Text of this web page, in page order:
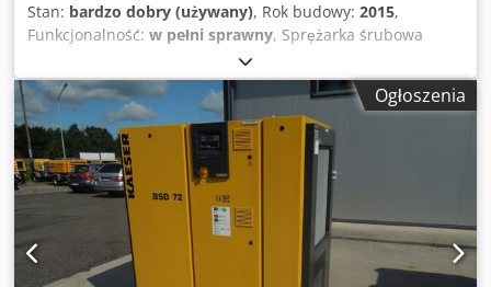
Stan: bardzo dobry (używany), Rok budowy: 2015,
Funkcjonalność: w pełni sprawny, Sprężarka śrubowa
ALUP ALLEGRO36 maszyna z falownikiem po serwisie Dane
techniczne: wydajność: 6,23 m3/min; silnik 37KW; ciśnienie
max. 13bar; rok;2015 przebieg;5181h; sprężarka w pełni
sprawna,gwarancja, cena netto: 21500 zł cena brutto:
26445 zł Poniżej link do wideo. Dksdpfozp Hm Hjx Ag Djr
Ogłoszenia